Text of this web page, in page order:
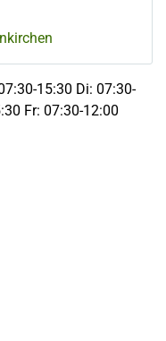
15:30 Di: 07:30-
Fr: 07:30-12:00